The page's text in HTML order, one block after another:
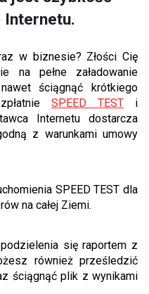
Internetu.
w biznesie? Złości Cię
na pełne załadowanie
ściągnąć krótkiego
SPEED TEST i
Internetu dostarcza
z warunkami umowy
SPEED TEST dla
na całej Ziemi.
się raportem z
również prześledzić
ściągnąć plik z wynikami